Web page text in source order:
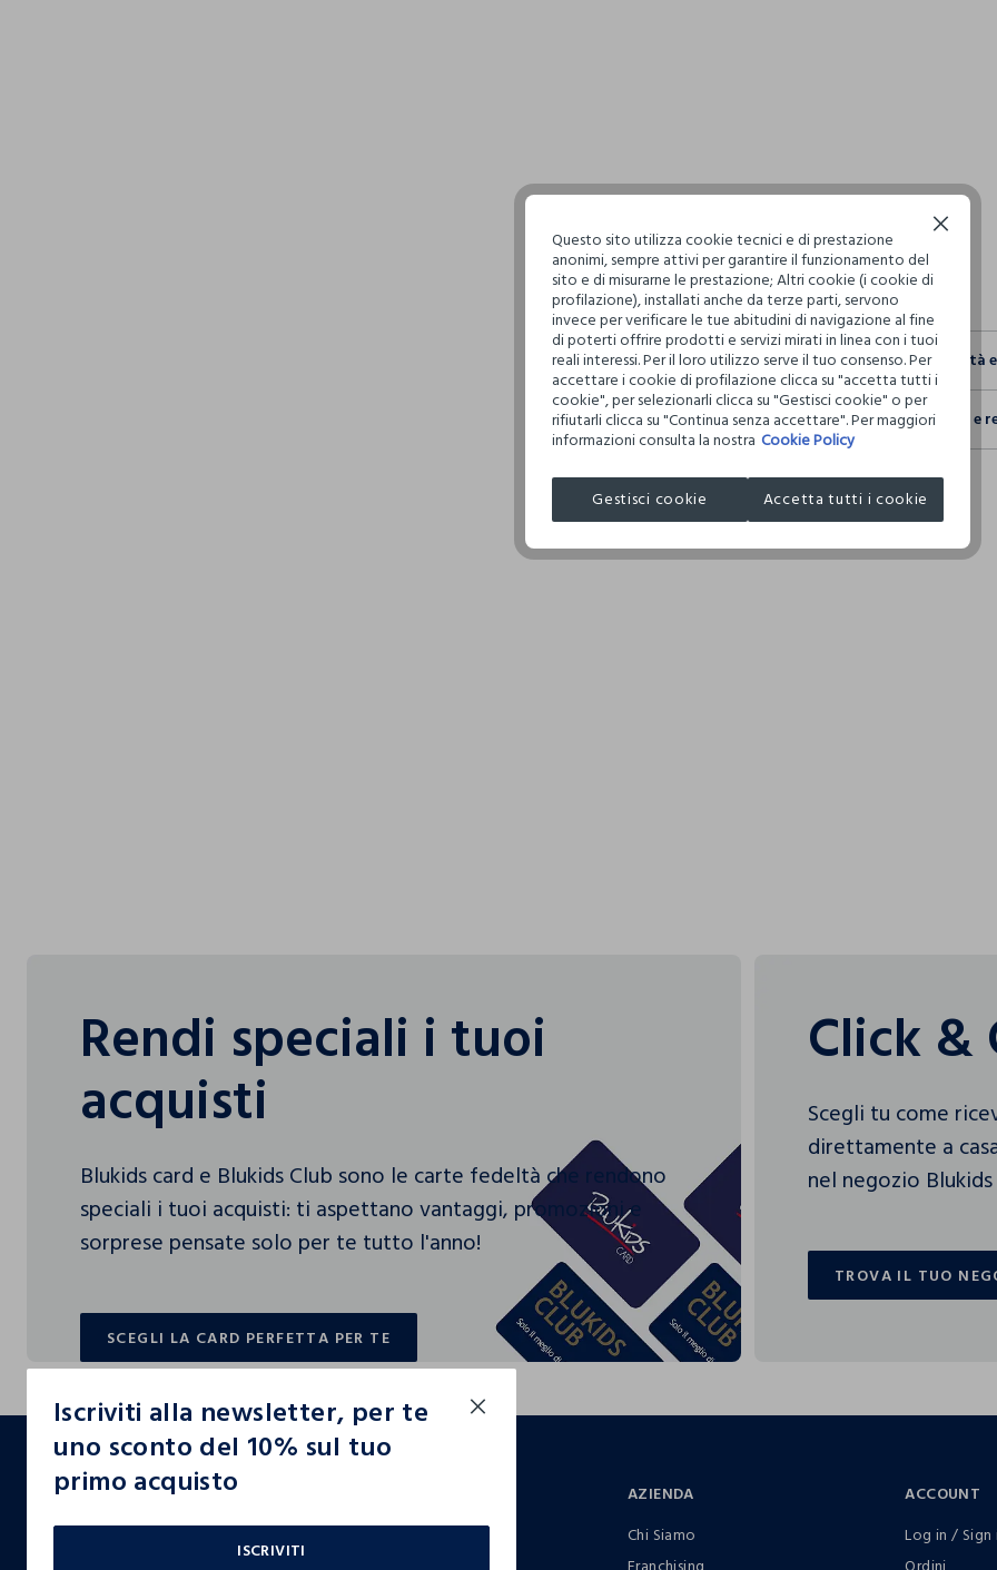
Sostenibilità
Sicurezza
Il 100% dei
fisici, per
restrittivi
Clicca qui
Spedizione e
per
Rendi speciali i tuoi
acquisti
Blukids card e Blukids Club sono le carte fedeltà che rendono
speciali i tuoi acquisti: ti aspettano vantaggi, promozioni e
sorprese pensate solo per te tutto l'anno!
SCEGLI LA CARD PERFETTA PER TE
SCEGLI LA CARD PERFETTA PER TE
Click &
Scegli tu come
direttamente a
nel negozio
TROVA IL TUO
TROVA IL TUO
Iscriviti alla newsletter, per te
uno sconto del 10% sul tuo
primo acquisto
ISCRIVITI
footer.ariatitle
Un click, un regalo:
-10% subito per te 💌
AZIENDA
Chi Siamo
ACCOUNT
Log in / Sign
Questo sito utilizza cookie tecnici e di prestazione
anonimi, sempre attivi per garantire il funzionamento del
sito e di misurarne le prestazione; Altri cookie (i cookie di
profilazione), installati anche da terze parti, servono
invece per verificare le tue abitudini di navigazione al fine
di poterti offrire prodotti e servizi mirati in linea con i tuoi
reali interessi. Per il loro utilizzo serve il tuo consenso. Per
accettare i cookie di profilazione clicca su "accetta tutti i
cookie", per selezionarli clicca su "Gestisci cookie" o per
rifiutarli clicca su "Continua senza accettare". Per maggiori
informazioni consulta la nostra Cookie Policy
Gestisci cookie Accetta tutti i cookie
Continua senza accettare